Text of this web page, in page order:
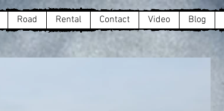
Road Rental Contact Video Blog